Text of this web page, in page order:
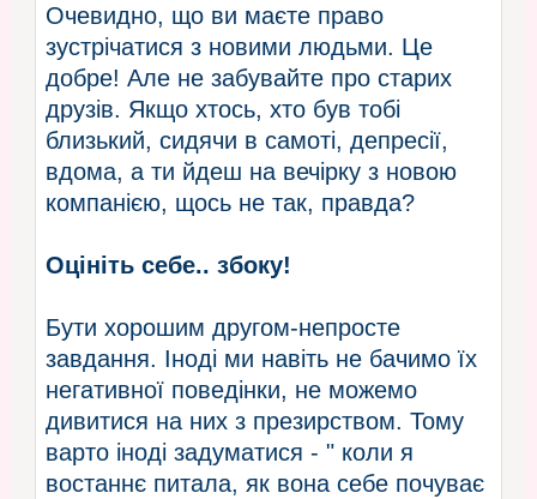
Очевидно, що ви маєте право
зустрічатися з новими людьми. Це
добре! Але не забувайте про старих
друзів. Якщо хтось, хто був тобі
близький, сидячи в самоті, депресії,
вдома, а ти йдеш на вечірку з новою
компанією, щось не так, правда?
Оцініть себе.. збоку!
Бути хорошим другом-непросте
завдання. Іноді ми навіть не бачимо їх
негативної поведінки, не можемо
дивитися на них з презирством. Тому
варто іноді задуматися - " коли я
востаннє питала, як вона себе почуває